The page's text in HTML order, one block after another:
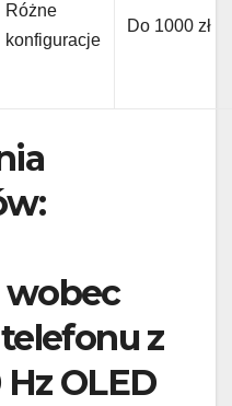
Różne
konfiguracje
Do 1000 zł
z
OLED